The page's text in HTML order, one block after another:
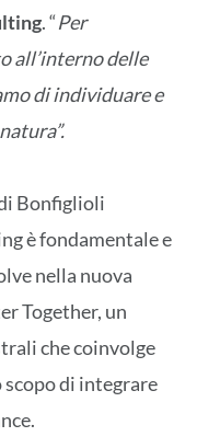
. “Per
all’interno delle
di individuare e
Bonfiglioli
è fondamentale e
nella nuova
Together, un
che coinvolge
scopo di integrare